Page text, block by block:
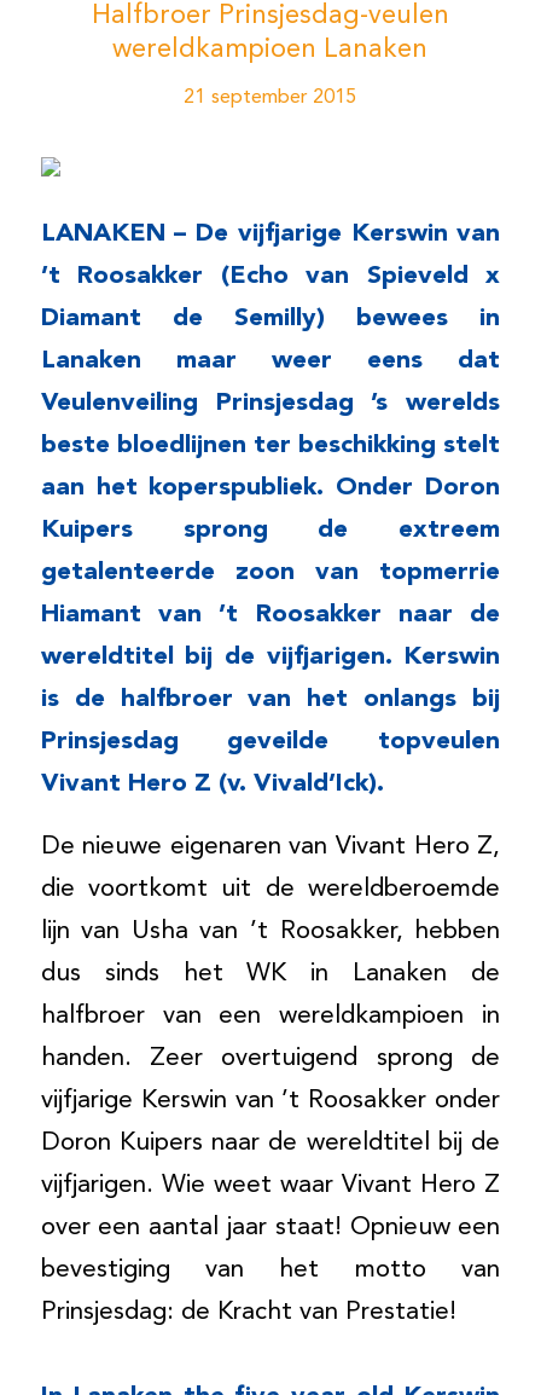
Halfbroer Prinsjesdag-veulen
wereldkampioen Lanaken
21 september 2015
LANAKEN – De vijfjarige Kerswin van
’t Roosakker (Echo van Spieveld x
Diamant de Semilly) bewees in
Lanaken maar weer eens dat
Veulenveiling Prinsjesdag ’s werelds
beste bloedlijnen ter beschikking stelt
aan het koperspubliek. Onder Doron
Kuipers sprong de extreem
getalenteerde zoon van topmerrie
Hiamant van ’t Roosakker naar de
wereldtitel bij de vijfjarigen. Kerswin
is de halfbroer van het onlangs bij
Prinsjesdag geveilde topveulen
Vivant Hero Z (v. Vivald’Ick).
De nieuwe eigenaren van Vivant Hero Z,
die voortkomt uit de wereldberoemde
lijn van Usha van ’t Roosakker, hebben
dus sinds het WK in Lanaken de
halfbroer van een wereldkampioen in
handen. Zeer overtuigend sprong de
vijfjarige Kerswin van ’t Roosakker onder
Doron Kuipers naar de wereldtitel bij de
vijfjarigen. Wie weet waar Vivant Hero Z
over een aantal jaar staat! Opnieuw een
bevestiging van het motto van
Prinsjesdag: de Kracht van Prestatie!